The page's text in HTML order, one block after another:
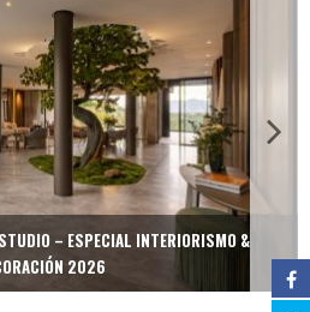
– ESPECIAL INTERIORISMO &
2026